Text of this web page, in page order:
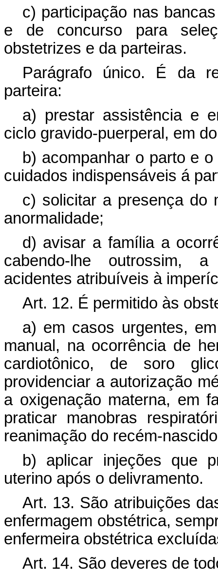
c) participação nas
e de concurso para
obstetrizes e da parteiras.
Parágrafo único. É da
parteira:
a) prestar assistência e
ciclo gravido-puerperal, em
b) acompanhar o parto e
cuidados indispensáveis á
c) solicitar a presença do
anormalidade;
d) avisar a família a
cabendo-lhe outrossim,
acidentes atribuíveis à
Art. 12. É permitido às
a) em casos urgentes,
manual, na ocorrência de
cardiotônico, de soro
providenciar a autorização
a oxigenação materna, em
praticar manobras
reanimação do recém-
b) aplicar injeções que
uterino após o delivramento.
Art. 13. São atribuições
enfermagem obstétrica,
enfermeira obstétrica
Art. 14. São deveres de